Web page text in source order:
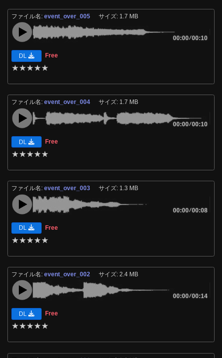
ファイル名:event_over_005 サイズ: 1.7 MB
00:00/00:10
DL Free
★★★★★
ファイル名:event_over_004 サイズ: 1.7 MB
00:00/00:10
DL Free
★★★★★
ファイル名:event_over_003 サイズ: 1.3 MB
00:00/00:08
DL Free
★★★★★
ファイル名:event_over_002 サイズ: 2.4 MB
00:00/00:14
DL Free
★★★★★